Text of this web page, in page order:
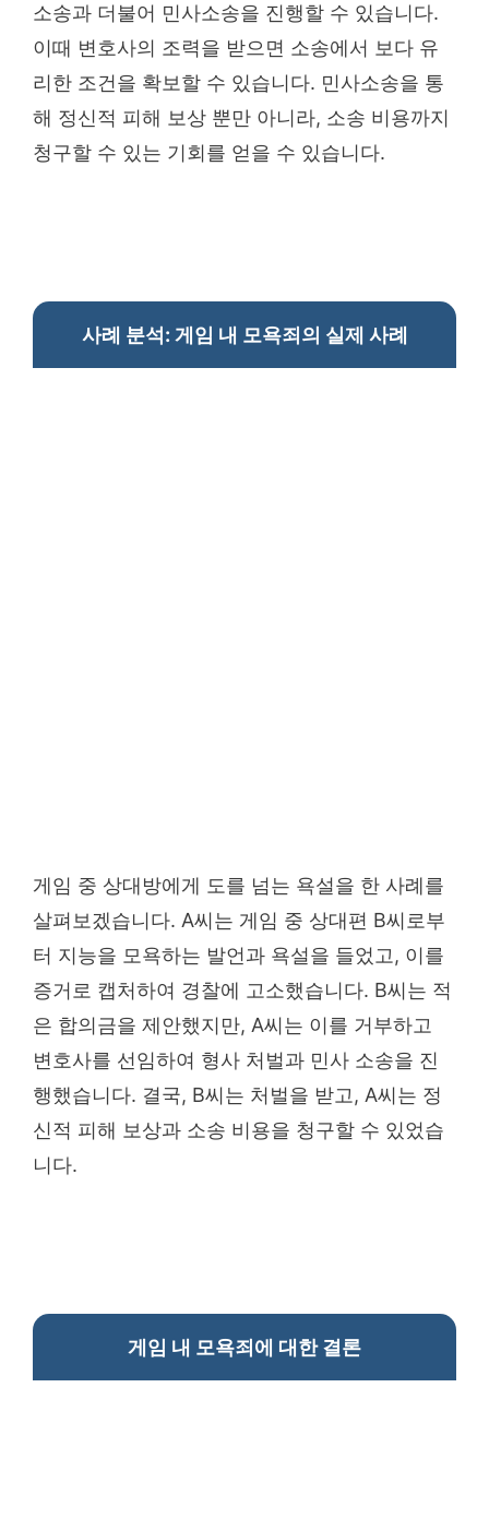
소송과 더불어 민사소송을 진행할 수 있습니다.
이때 변호사의 조력을 받으면 소송에서 보다 유
리한 조건을 확보할 수 있습니다. 민사소송을 통
해 정신적 피해 보상 뿐만 아니라, 소송 비용까지
청구할 수 있는 기회를 얻을 수 있습니다.
사례 분석: 게임 내 모욕죄의 실제 사례
게임 중 상대방에게 도를 넘는 욕설을 한 사례를
살펴보겠습니다. A씨는 게임 중 상대편 B씨로부
터 지능을 모욕하는 발언과 욕설을 들었고, 이를
증거로 캡처하여 경찰에 고소했습니다. B씨는 적
은 합의금을 제안했지만, A씨는 이를 거부하고
변호사를 선임하여 형사 처벌과 민사 소송을 진
행했습니다. 결국, B씨는 처벌을 받고, A씨는 정
신적 피해 보상과 소송 비용을 청구할 수 있었습
니다.
게임 내 모욕죄에 대한 결론